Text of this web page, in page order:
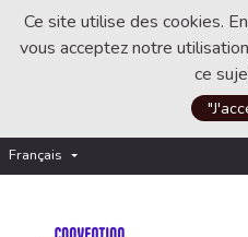
Ce site utilise des cookies.
vous acceptez notre
ce
Français Choisir la langue